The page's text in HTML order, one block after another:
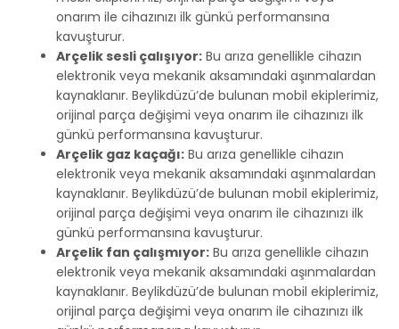
onarım ile cihazınızı ilk günkü performansına
kavuşturur.
Arçelik sesli çalışıyor: Bu arıza genellikle cihazın
elektronik veya mekanik aksamındaki aşınmalardan
kaynaklanır. Beylikdüzü’de bulunan mobil ekiplerimiz,
orijinal parça değişimi veya onarım ile cihazınızı ilk
günkü performansına kavuşturur.
Arçelik gaz kaçağı: Bu arıza genellikle cihazın
elektronik veya mekanik aksamındaki aşınmalardan
kaynaklanır. Beylikdüzü’de bulunan mobil ekiplerimiz,
orijinal parça değişimi veya onarım ile cihazınızı ilk
günkü performansına kavuşturur.
Arçelik fan çalışmıyor: Bu arıza genellikle cihazın
elektronik veya mekanik aksamındaki aşınmalardan
kaynaklanır. Beylikdüzü’de bulunan mobil ekiplerimiz,
orijinal parça değişimi veya onarım ile cihazınızı ilk